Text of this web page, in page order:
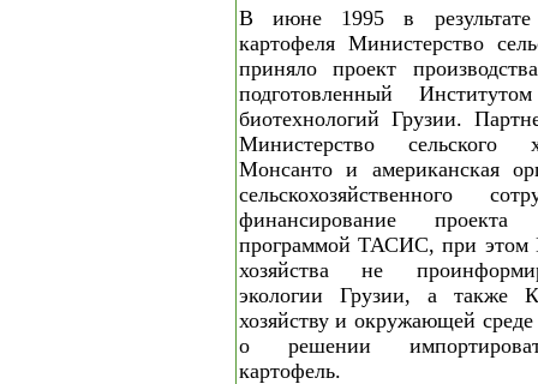
В июне 1995 в результате
картофеля Министерство
приняло проект
подготовленный Институтом
биотехнологий Грузии.
Министерство сельского
Монсанто и американская
сельскохозяйственного
финансирование проекта
программой ТАСИС, при этом
хозяйства не
экологии Грузии, а также
хозяйству и окружающей
о решении
картофель.